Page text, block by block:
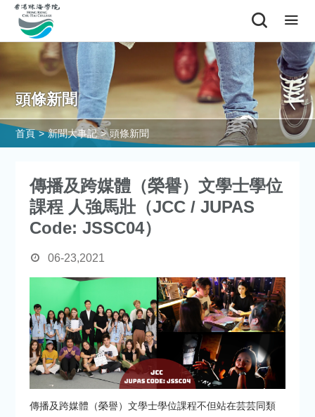
頭條新聞
首頁 > 新聞大事記 > 頭條新聞
傳播及跨媒體（榮譽）文學士學位
課程 人強馬壯（JCC / JUPAS
Code: JSSC04）
06-23,2021
傳播及跨媒體（榮譽）文學士學位課程不但站在芸芸同類